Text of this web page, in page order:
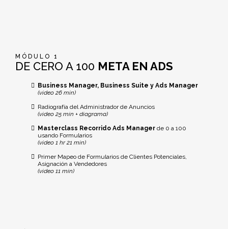
MÓDULO 1
DE CERO A 100 META EN ADS
Business Manager, Business Suite y Ads Manager
(video 26 min)
Radiografía del Administrador de Anuncios
(video 25 min + diagrama)
Masterclass Recorrido Ads Manager de 0 a 100
usando Formularios
(video 1 hr 21 min)
Primer Mapeo de Formularios de Clientes Potenciales,
Asignación a Vendedores
(video 11 min)